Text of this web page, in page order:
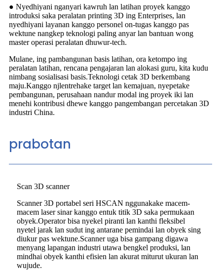
● Nyedhiyani nganyari kawruh lan latihan proyek kanggo
introduksi saka peralatan printing 3D ing Enterprises, lan
nyedhiyani layanan kanggo personel on-tugas kanggo pas
wektune nangkep teknologi paling anyar lan bantuan wong
master operasi peralatan dhuwur-tech.
Mulane, ing pambangunan basis latihan, ora ketompo ing
peralatan latihan, rencana pengajaran lan alokasi guru, kita kudu
nimbang sosialisasi basis.Teknologi cetak 3D berkembang
maju.Kanggo njlentrehake target lan kemajuan, nyepetake
pembangunan, perusahaan nandur modal ing proyek iki lan
menehi kontribusi dhewe kanggo pangembangan percetakan 3D
industri China.
prabotan
Scan 3D scanner
Scanner 3D portabel seri HSCAN nggunakake macem-
macem laser sinar kanggo entuk titik 3D saka permukaan
obyek.Operator bisa nyekel piranti lan kanthi fleksibel
nyetel jarak lan sudut ing antarane pemindai lan obyek sing
diukur pas wektune.Scanner uga bisa gampang digawa
menyang lapangan industri utawa bengkel produksi, lan
mindhai obyek kanthi efisien lan akurat miturut ukuran lan
wujude.